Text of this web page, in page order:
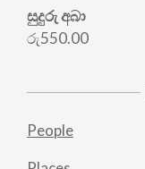
සුදුරු අබා
රු550.00
People